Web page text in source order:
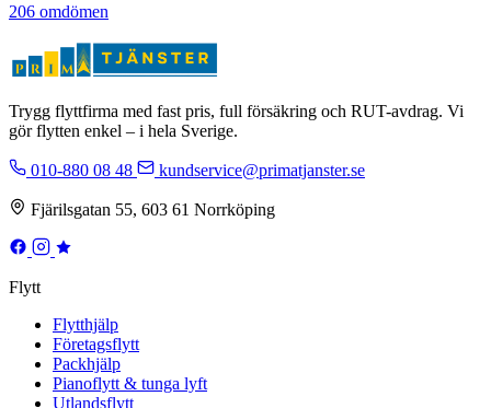
206 omdömen
Trygg flyttfirma med fast pris, full försäkring och RUT-avdrag. Vi
gör flytten enkel – i hela Sverige.
010-880 08 48 kundservice@primatjanster.se
Fjärilsgatan 55, 603 61 Norrköping
Flytt
Flytthjälp
Företagsflytt
Packhjälp
Pianoflytt & tunga lyft
Utlandsflytt